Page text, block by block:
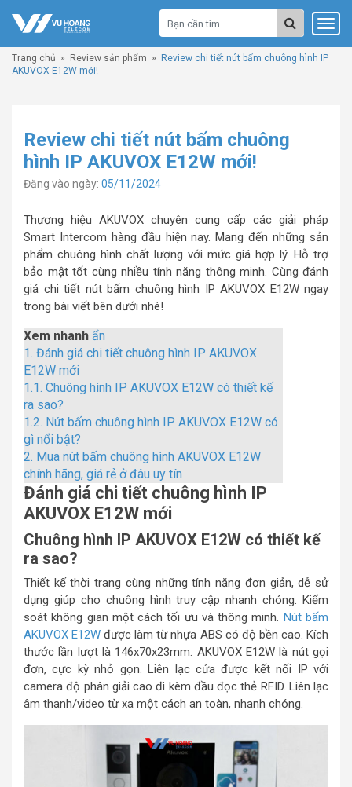
Trang chủ » Review sản phẩm »
Review chi tiết nút bấm chuông hình IP
AKUVOX E12W mới!
Review chi tiết nút bấm chuông
hình IP AKUVOX E12W mới!
Đăng vào ngày: 05/11/2024
Thương hiệu AKUVOX chuyên cung cấp các giải pháp
Smart Intercom hàng đầu hiện nay. Mang đến những sản
phẩm chuông hình chất lượng với mức giá hợp lý. Hỗ trợ
bảo mật tốt cùng nhiều tính năng thông minh. Cùng đánh
giá chi tiết nút bấm chuông hình IP AKUVOX E12W ngay
trong bài viết bên dưới nhé!
Xem nhanh ẩn
1. Đánh giá chi tiết chuông hình IP AKUVOX
E12W mới
1.1. Chuông hình IP AKUVOX E12W có thiết kế
ra sao?
1.2. Nút bấm chuông hình IP AKUVOX E12W có
gì nổi bật?
2. Mua nút bấm chuông hình AKUVOX E12W
chính hãng, giá rẻ ở đâu uy tín
Đánh giá chi tiết chuông hình IP
AKUVOX E12W mới
Chuông hình IP AKUVOX E12W có thiết kế
ra sao?
Thiết kế thời trang cùng những tính năng đơn giản, dễ sử
dụng giúp cho chuông hình truy cập nhanh chóng. Kiểm
soát không gian một cách tối ưu và thông minh. Nút bấm
AKUVOX E12W được làm từ nhựa ABS có độ bền cao. Kích
thước lần lượt là 146x70x23mm. AKUVOX E12W là nút gọi
đơn, cực kỳ nhỏ gọn. Liên lạc cửa được kết nối IP với
camera độ phân giải cao đi kèm đầu đọc thẻ RFID. Liên lạc
âm thanh/video từ xa một cách an toàn, nhanh chóng.